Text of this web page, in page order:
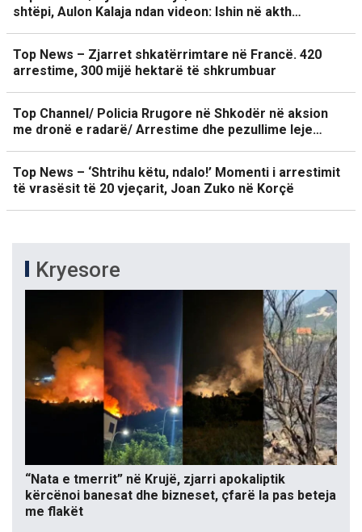
shtëpi, Aulon Kalaja ndan videon: Ishin në akth…
Top News – Zjarret shkatërrimtare në Francë. 420
arrestime, 300 mijë hektarë të shkrumbuar
Top Channel/ Policia Rrugore në Shkodër në aksion
me dronë e radarë/ Arrestime dhe pezullime leje…
Top News – ‘Shtrihu këtu, ndalo!’ Momenti i arrestimit
të vrasësit të 20 vjeçarit, Joan Zuko në Korçë
Kryesore
“Nata e tmerrit” në Krujë, zjarri apokaliptik
kërcënoi banesat dhe bizneset, çfarë la pas beteja
me flakët